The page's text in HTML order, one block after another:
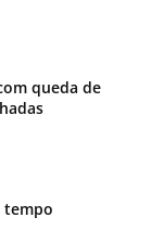
queda de
tempo